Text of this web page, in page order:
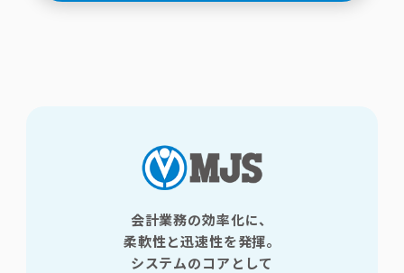
会計業務の効率化に、
柔軟性と迅速性を発揮。
システムのコアとして